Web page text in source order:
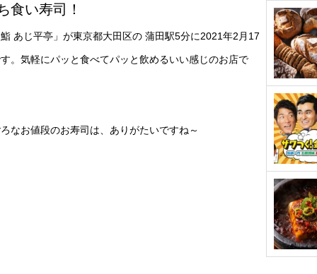
食い寿司！
あじ平亭」が東京都大田区の 蒲田駅5分に2021年2月17
。気軽にパッと食べてパッと飲めるいい感じのお店で
なお値段のお寿司は、ありがたいですね～